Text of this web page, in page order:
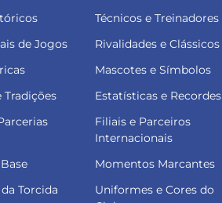
Técnicos e Treinadores
de Jogos
Rivalidades e Clássicos
Mascotes e Símbolos
Tradições
Estatísticas e Recordes
Filiais e Parceiros
Internacionais
Momentos Marcantes
Torcida
Uniformes e Cores do